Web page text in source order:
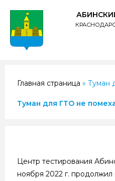
Главная страница » Туман
Туман для ГТО не
Центр тестирования
ноября 2022 г.